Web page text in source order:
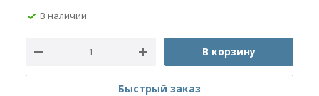
В наличии
В корзину
Быстрый заказ